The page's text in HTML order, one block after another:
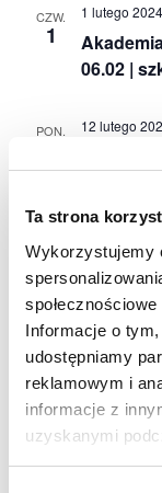
Ta strona
Wykorzystujemy
Informacje o
udostępniamy
reklamowym i
informacje z
uzyskanymi
CZW.
1
06.02 |
1 lutego
PON. 12 lutego
ŚR.
21
|
ŚR.
21
21.02-
21 lutego
marzec 2024